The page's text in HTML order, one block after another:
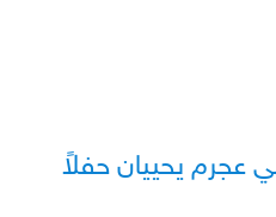
عجرم يحييان حفلاً